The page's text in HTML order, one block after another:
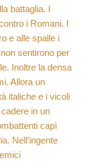
battaglia. I
i Romani. I
e alle spalle i
sentirono per
Inoltre la densa
Allora un
italiche e i vicoli
in un
capì
Nell’ingente